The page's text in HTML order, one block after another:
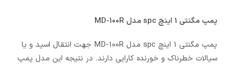
پمپ مگنتی 1 اینچ spc مدل MD-100R
پمپ مگنتی 1 اینچ spc مدل MD-100R جهت انتقال اسید و یا
سیالات خطرناک و خورنده کارایی دارند. در نتیجه این مدل پمپ